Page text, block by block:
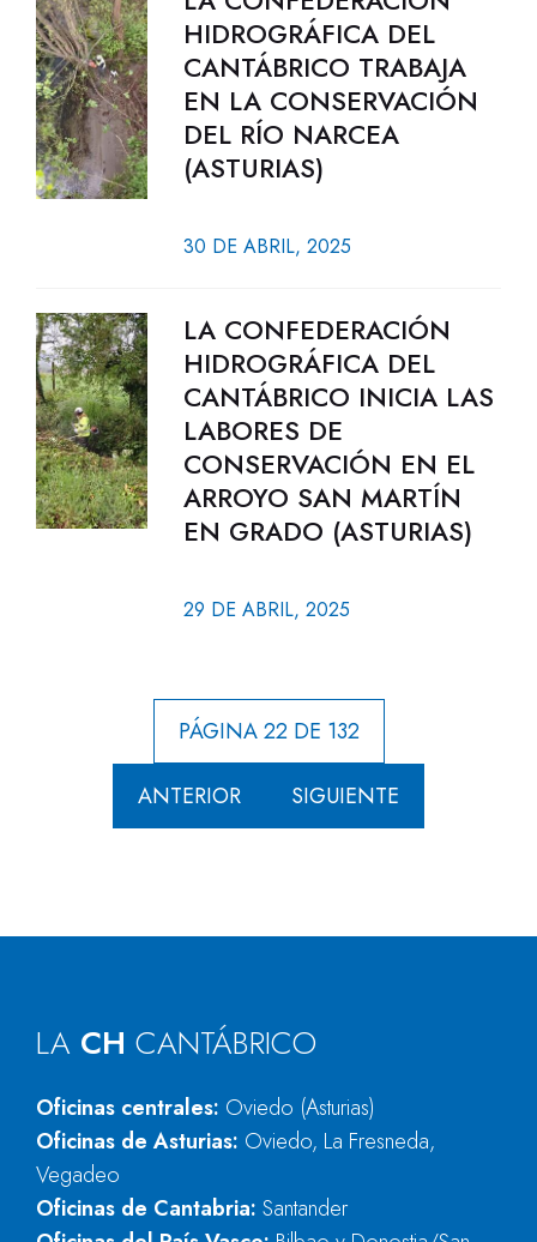
HIDROGRÁFICA DEL
CANTÁBRICO TRABAJA
EN LA CONSERVACIÓN
DEL RÍO NARCEA
(ASTURIAS)
30 DE ABRIL, 2025
LA CONFEDERACIÓN
HIDROGRÁFICA DEL
CANTÁBRICO INICIA LAS
LABORES DE
CONSERVACIÓN EN EL
ARROYO SAN MARTÍN
EN GRADO (ASTURIAS)
29 DE ABRIL, 2025
PÁGINA 22 DE 132
ANTERIOR SIGUIENTE
LA CH CANTÁBRICO
Oficinas centrales: Oviedo (Asturias)
Oficinas de Asturias: Oviedo, La Fresneda,
Vegadeo
Oficinas de Cantabria: Santander